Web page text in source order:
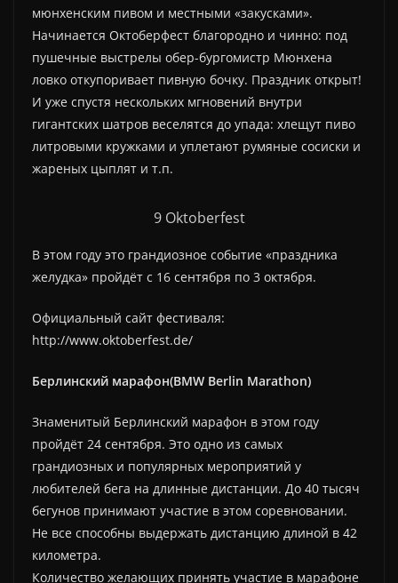
мюнхенским пивом и местными «закусками».
Начинается Октоберфест благородно и чинно: под
пушечные выстрелы обер-бургомистр Мюнхена
ловко откупоривает пивную бочку. Праздник открыт!
И уже спустя нескольких мгновений внутри
гигантских шатров веселятся до упада: хлещут пиво
литровыми кружками и уплетают румяные сосиски и
жареных цыплят и т.п.
9 Оktoberfest
В этом году это грандиозное событие «праздника
желудка» пройдёт с 16 сентября по 3 октября.
Официальный сайт фестиваля:
http://www.oktoberfest.de/
Берлинский марафон(BMW Berlin Marathon)
Знаменитый Берлинский марафон в этом году
пройдёт 24 сентября. Это одно из самых
грандиозных и популярных мероприятий у
любителей бега на длинные дистанции. До 40 тысяч
бегунов принимают участие в этом соревновании.
Не все способны выдержать дистанцию длиной в 42
километра.
Количество желающих принять участие в марафоне